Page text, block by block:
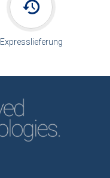
Expresslieferung